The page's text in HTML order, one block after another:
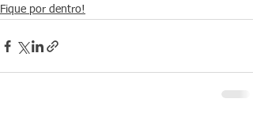
Fique por dentro!